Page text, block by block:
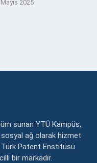
2025
sunan YTÜ Kampüs,
sosyal ağ olarak hizmet
Patent Enstitüsü
bir markadır.